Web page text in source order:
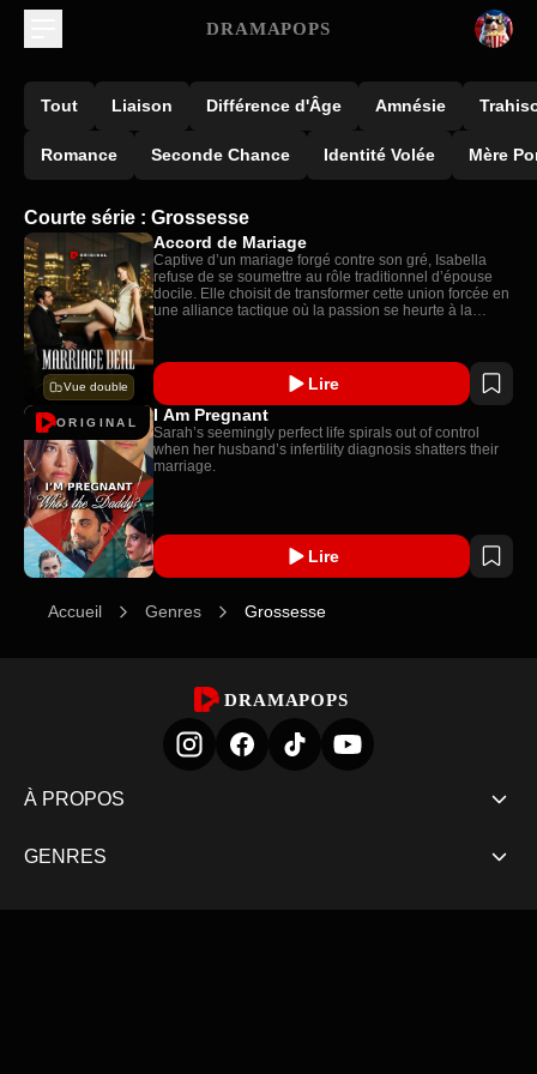
DRAMAPOPS
Tout Liaison Différence d'Âge Amnésie
Romance Seconde Chance Identité Volée Mère
Courte série : Grossesse
Vue double
Accord de Mariage
Captive d’un mariage forgé contre son gré, Isabella
refuse de se soumettre au rôle traditionnel d’épouse
docile. Elle choisit de transformer cette union forcée en
une alliance tactique où la passion se heurte à la
jeux de pouvoir, leur relation toxique évolue en un
partenariat commercial intense, mais aucun des deux
n’avait anticipé que les sentiments finiraient par s’en
mêler.
Lire
ORIGINAL I Am Pregnant
Sarah’s seemingly perfect life spirals out of control
when her husband’s infertility diagnosis shatters their
marriage.
Lire
Accueil Genres Grossesse
DRAMAPOPS
À PROPOS
GENRES